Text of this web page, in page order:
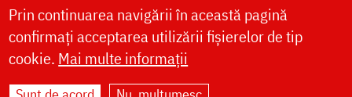
LIVE
Prin continuarea navigării în această pagină
confirmați acceptarea utilizării fișierelor de tip
cookie. Mai multe informații